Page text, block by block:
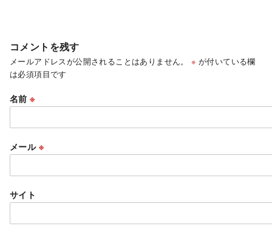
コメントを残す
メールアドレスが公開されることはありません。 ※ が付いている欄
は必須項目です
名前※
メール ※
サイト